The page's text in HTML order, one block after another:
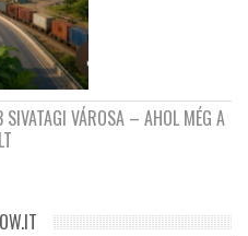
SIVATAGI VÁROSA – AHOL MÉG A